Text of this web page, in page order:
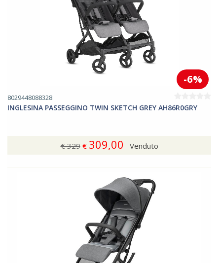
8029448088328
INGLESINA PASSEGGINO TWIN SKETCH GREY AH86R0GRY
€ 329€ 309,00
-6%
Venduto